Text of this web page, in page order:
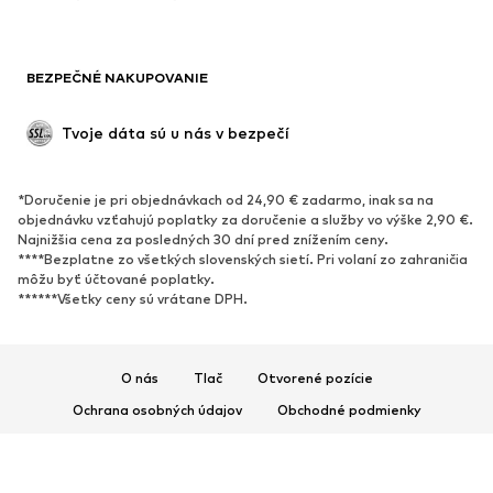
BEZPEČNÉ NAKUPOVANIE
Tvoje dáta sú u nás v bezpečí
*Doručenie je pri objednávkach od 24,90 € zadarmo, inak sa na
objednávku vzťahujú poplatky za doručenie a služby vo výške 2,90 €.
Najnižšia cena za posledných 30 dní pred znížením ceny.
****Bezplatne zo všetkých slovenských sietí. Pri volaní zo zahraničia
môžu byť účtované poplatky.
******Všetky ceny sú vrátane DPH.
O nás Tlač
Otvorené pozície
Ochrana osobných údajov
Obchodné podmienky